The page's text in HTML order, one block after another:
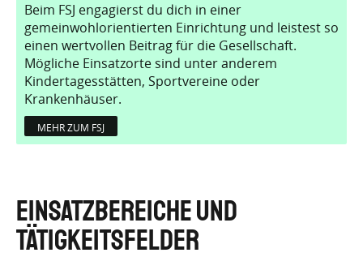
Beim FSJ engagierst du dich in einer
gemeinwohlorientierten Einrichtung und leistest so
einen wertvollen Beitrag für die Gesellschaft.
Mögliche Einsatzorte sind unter anderem
Kindertagesstätten, Sportvereine oder
Krankenhäuser.
MEHR ZUM FSJ
EINSATZBEREICHE UND
TÄTIGKEITSFELDER